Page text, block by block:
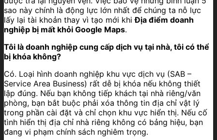
sao này chính là động lực lớn nhất để chúng ta nỗ lực
lấy lại tài khoản thay vì tạo mới khiĐịa điểm doanh
nghiệp bị mất khỏi Google Maps.
Tôi là doanh nghiệp cung cấp dịch vụ tại nhà, tôi có thể
bị khóa không?
Có. Loại hình doanh nghiệp khu vực dịch vụ (SAB –
Service Area Business) rất dễ bị khóa nếu không thiết
lập đúng. Nếu bạn không tiếp khách tại nhà riêng/văn
phòng, bạn bắt buộc phải xóa thông tin địa chỉ vật lý
trong phần cài đặt và chỉ chọn khu vực hiển thị. Nếu cố
tình hiển thị địa chỉ nhà riêng không có bảng hiệu, bạn
đang vi phạm chính sách nghiêm trọng.